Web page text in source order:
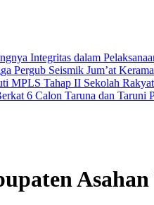
Integritas dalam
Pergub Seismik Jum’at
MPLS Tahap II Sekolah
6 Calon Taruna dan Taruni
Asahan